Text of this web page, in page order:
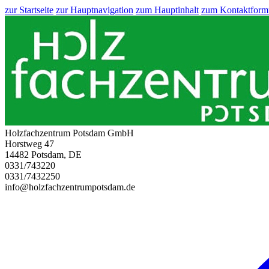
zur Startseite zur Hauptnavigation zum Hauptinhalt zum
Holzfachzentrum Potsdam GmbH
Horstweg 47
14482 Potsdam, DE
0331/743220
0331/7432250
info@holzfachzentrumpotsdam.de